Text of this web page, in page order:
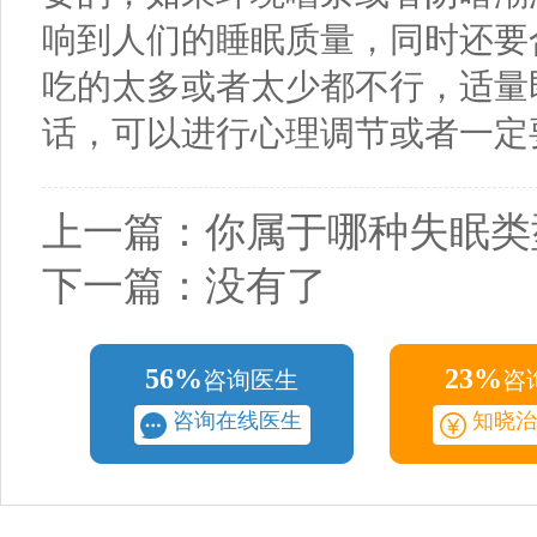
响到人们的睡眠质量，同时还
吃的太多或者太少都不行，适
话，可以进行心理调节或者一
上一篇： 你属于哪种失眠
下一篇：没有了
56%咨询医生
咨询在线医生
23%咨
知晓